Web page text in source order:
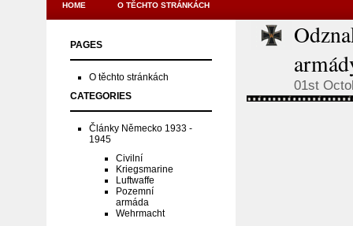
HOME O TĚCHTO STRÁNKÁCH
PAGES
O těchto stránkách
CATEGORIES
Články Německo 1933 -
1945
Civilní
Kriegsmarine
Luftwaffe
Pozemní
armáda
Wehrmacht
01st